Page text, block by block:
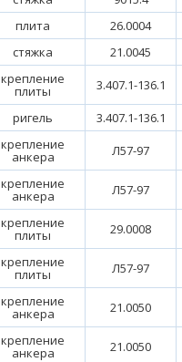
плита 26.0004
стяжка 21.0045
крепление
плиты 3.407.1-136.1
ригель 3.407.1-136.1
крепление
анкера Л57-97
крепление
анкера Л57-97
крепление
плиты 29.0008
крепление
плиты Л57-97
крепление
анкера 21.0050
крепление
анкера 21.0050